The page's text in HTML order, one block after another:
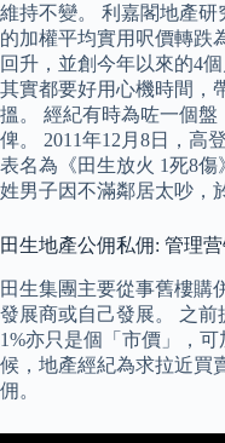
維持不變。 利嘉閣地產
的加權平均實用呎價轉跌
回升，並創今年以來的4
其實都要好用心機時間，
搵。 經紀有時為咗一個
俾。 2011年12月8日，高
表名為《田生放火 1死8
姓男子因不滿鄰居太吵，
田生地產公佣私佣: 管理
田生集團主要從事舊樓購
發展商或自己發展。 之
1%亦只是個「市價」，
候，地產經紀為求拉近買
佣。